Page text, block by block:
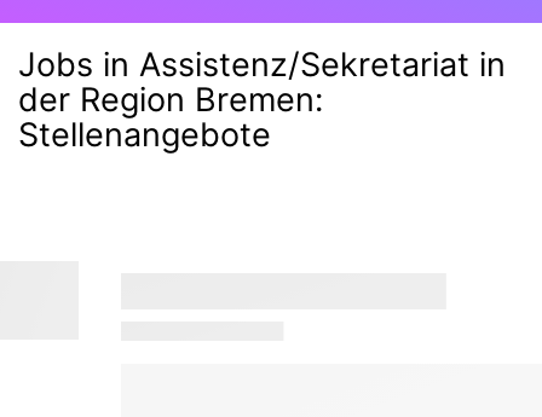
Jobs in Assistenz/Sekretariat in
der Region Bremen:
Stellenangebote